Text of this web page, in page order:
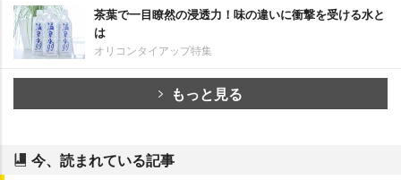
茶葉で一目瞭然の浸透力！味の違いに衝撃を受ける水と
は
オリコンタイアップ特集
もっと見る
今、読まれている記事